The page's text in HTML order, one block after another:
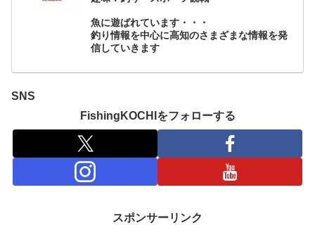
魚に遊ばれています・・・
釣り情報を中心に高知のさまざまな情報を発
信していきます
SNS
FishingKOCHIをフォローする
スポンサーリンク